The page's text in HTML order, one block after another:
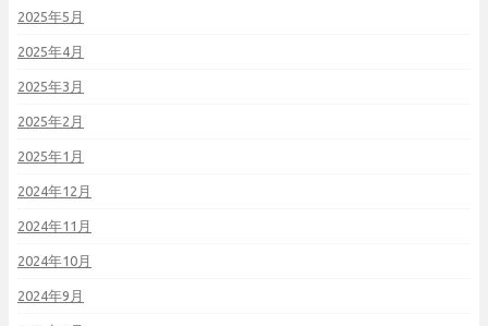
2025年5月
2025年4月
2025年3月
2025年2月
2025年1月
2024年12月
2024年11月
2024年10月
2024年9月